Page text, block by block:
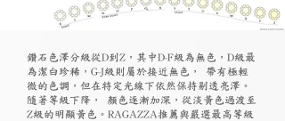
鑽石色澤分級從D到Z，其中D-F級為無色，D級最
為潔白珍稀，G-J級則屬於接近無色， 帶有極輕
微的色調，但在特定光線下依然保持剔透亮澤。
隨著等級下降， 顏色逐漸加深，從淡黃色過渡至
Z級的明顯黃色。RAGAZZA推薦與嚴選最高等級